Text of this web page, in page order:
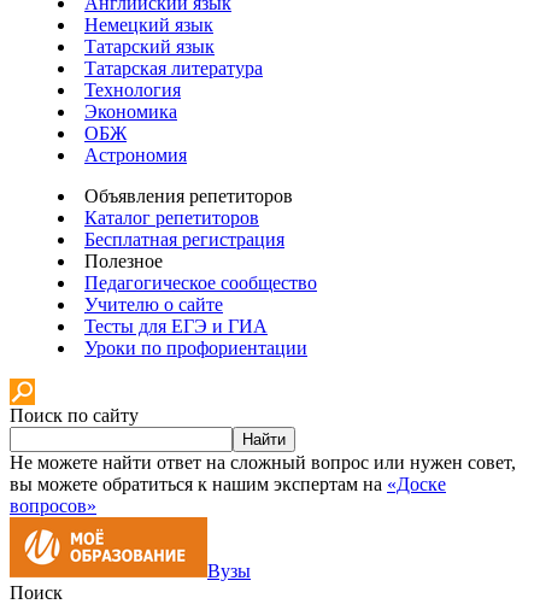
Немецкий язык
Татарский язык
Татарская литература
Технология
Экономика
ОБЖ
Астрономия
Объявления репетиторов
Каталог репетиторов
Бесплатная регистрация
Полезное
Педагогическое сообщество
Учителю о сайте
Тесты для ЕГЭ и ГИА
Уроки по профориентации
Поиск по сайту
Найти
Не можете найти ответ на сложный вопрос или нужен совет,
вы можете обратиться к нашим экспертам на «Доске
вопросов»
Вузы
Поиск